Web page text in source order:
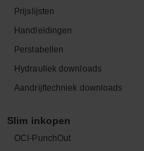
Prijslijsten
Handleidingen
Perstabellen
Hydrauliek downloads
Aandrijftechniek downloads
Slim inkopen
OCI-PunchOut